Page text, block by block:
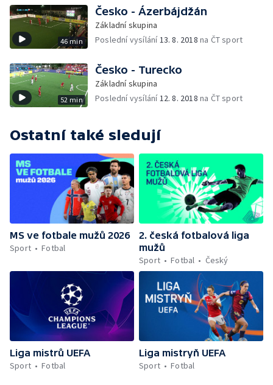
46 min
Česko - Ázerbájdžán
Základní skupina
Poslední vysílání13. 8. 2018 na ČT sport
52 min
Česko - Turecko
Základní skupina
Poslední vysílání12. 8. 2018 na ČT sport
Ostatní také sledují
MS ve fotbale mužů 2026
Sport
Fotbal
2. česká fotbalová liga
mužů
Sport
Fotbal Český
Liga mistrů UEFA
Sport
Fotbal
Liga mistryň UEFA
Sport
Fotbal